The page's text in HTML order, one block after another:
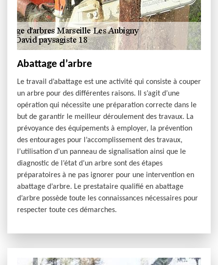
Abattage d’arbre
Le travail d’abattage est une activité qui consiste à couper
un arbre pour des différentes raisons. Il s’agit d’une
opération qui nécessite une préparation correcte dans le
but de garantir le meilleur déroulement des travaux. La
prévoyance des équipements à employer, la prévention
des entourages pour l’accomplissement des travaux,
l’utilisation d’un panneau de signalisation ainsi que le
diagnostic de l’état d’un arbre sont des étapes
préparatoires à ne pas ignorer pour une intervention en
abattage d’arbre. Le prestataire qualifié en abattage
d’arbre possède toute les connaissances nécessaires pour
respecter toute ces démarches.